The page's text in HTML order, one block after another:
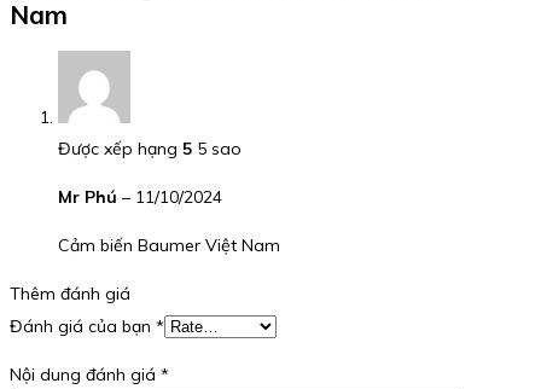
Nam
Được xếp hạng 5 5 sao
Mr Phú – 11/10/2024
Cảm biến Baumer Việt Nam
Thêm đánh giá
Đánh giá của bạn *
Nội dung đánh giá *